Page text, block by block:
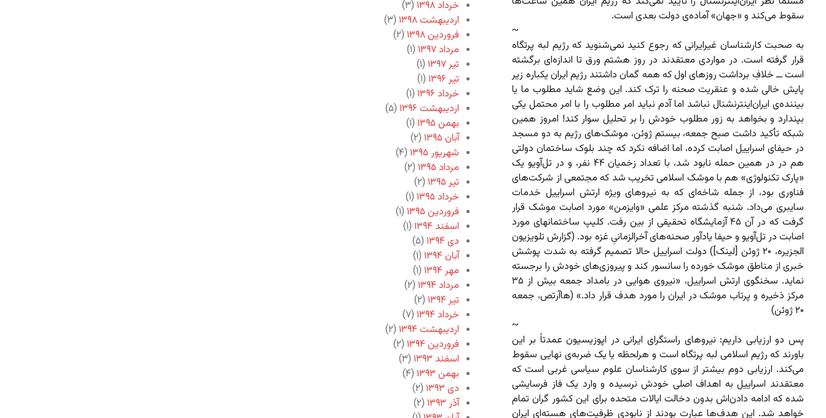
سقوط می‌کند و «جهان» آماده‌ی دولت بعدی است.
~
به صحبت کارشناسان غیرایرانی که رجوع کنید نمی‌شنوید که رژیم لبه پرتگاه
قرار گرفته است. در مواردی معتقدند در روز هشتم ورق تا اندازه‌ای برگشته
است ــ خلافِ برداشت روزهای اول که همه گمان داشتند رژیم ایران یکباره زیر
پایش خالی شده و عنقریت صحنه را ترک ‌کند. این وضع شاید مطلوب ما یا
بیننده‌ی ایران‌اینترنشنال نباشد اما آدم نباید امر مطلوب را با امر محتمل یکی
بپندارد و بخواهد به زور مطلوب خودش را بر تحلیل سوار کند! امروز همین
شبکه تأکید داشت صبح جمعه، بیستم ژوئن، موشک‌های رژیم به دو مسجد
در حیفای اسراییل اصابت کرده، اما اضافه نکرد که چند بلوک ساختمان دولتی
هم در در همین حمله نابود شد، با تعداد زخمیان ۴۴ نفر، و در تل‌آویو یک
«پارک تکنولوژی» هم با موشک اسلامی تخریب شد که مجتمعی از شرکت‌های
فناوری بود، از جمله شاخه‌‌ای که به نیروهای ویژه ارتش اسراییل خدمات
سایبری می‌داد. شنبه گذشته مرکز علمی «وایزمن» مورد اصابت موشک قرار
گرفت که در آن ۴۵ آزمایشگاه تحقیقی از بین رفت. کلیپ ساختمانهای مورد
اصابت در تل‌آویو و حیفا یادآور صحنه‌های آخرالزمانیِ غزه بود. (گزارش تلویزیون
الجزیره، ۲۰ ژوئن [لینک]) دولت اسراییل حالا تصمیم گرفته به شدت پوشش
خبری از مناطق موشک خورده را سانسور کند و پیروزی‌های خودش را برجسته
نماید. سخنگوی ارتش اسراییل، «نیروی هوایی در بامداد جمعه بیش از ۳۵
مرکز ذخیره و پرتاب موشک در ایران را مورد هدف قرار داد.» (هاآرتص، جمعه
۲۰ ژوئن)
~
پس دو ارزیابی داریم: نیروهای راستگرای ایرانی در اپوزیسیون عمدتاً بر این
باورند که رژیم اسلامی لبه پرتگاه است و هرلحظه یا یک ضربه‌ی نهایی سقوط
می‌کند. ارزیابی دوم بیشتر از سوی کارشناسان علوم سیاسی غربی است که
معتقدند اسراییل به اهداف اصلی خودش نرسیده و وارد یک فاز فرسایشی
شده که ادامه‌ دادن‌اش بدون دخالت ایالات متحده برای این کشور گران تمام
خواهد شد. این هدف‌ها عبارت بودند از نابودی ظرفیت‌های هسته‌ای ایران
خرداد ۱۳۹۸
(۳)
اردیبهشت ۱۳۹۸
(۳)
فروردین ۱۳۹۸
(۲)
مرداد ۱۳۹۷
(۱)
تیر ۱۳۹۷
(۱)
تیر ۱۳۹۶
(۱)
خرداد ۱۳۹۶
(۱)
اردیبهشت ۱۳۹۶
(۵)
بهمن ۱۳۹۵
(۱)
آبان ۱۳۹۵
(۲)
شهریور ۱۳۹۵
(۴)
مرداد ۱۳۹۵
(۲)
تیر ۱۳۹۵
(۲)
خرداد ۱۳۹۵
(۱)
فروردین ۱۳۹۵
(۱)
اسفند ۱۳۹۴
(۱)
دی ۱۳۹۴
(۵)
آبان ۱۳۹۴
(۱)
مهر ۱۳۹۴
(۱)
مرداد ۱۳۹۴
(۲)
تیر ۱۳۹۴
(۲)
خرداد ۱۳۹۴
(۷)
اردیبهشت ۱۳۹۴
(۲)
فروردین ۱۳۹۴
(۲)
اسفند ۱۳۹۳
(۳)
بهمن ۱۳۹۳
(۴)
دی ۱۳۹۳
(۲)
آذر ۱۳۹۳
(۲)